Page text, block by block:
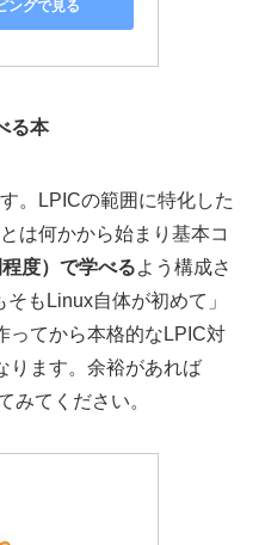
ングで見る
る本
。LPICの範囲に特化した
は何かから始まり基本コ
度）で学べるよう構成さ
もLinux自体が初めて」
ってから本格的なLPIC対
ります。余裕があれば
みてください。